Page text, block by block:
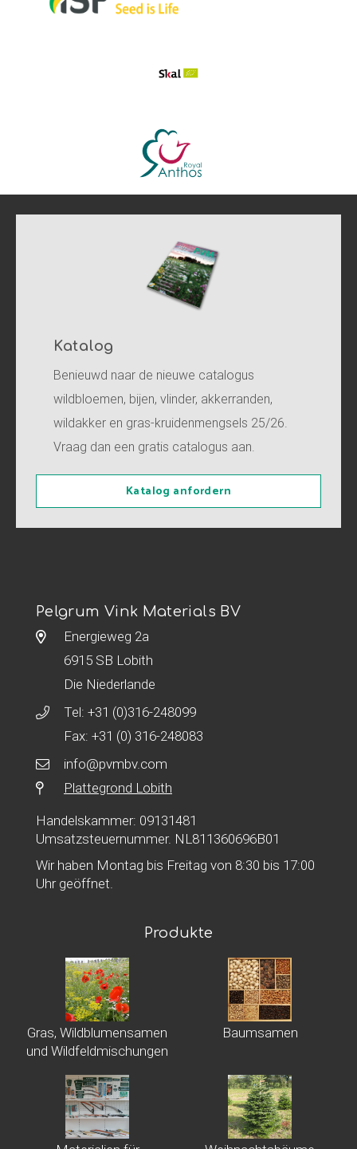
Katalog
Benieuwd naar de nieuwe catalogus
wildbloemen, bijen, vlinder, akkerranden,
wildakker en gras-kruidenmengsels 25/26.
Vraag dan een gratis catalogus aan.
Katalog anfordern
Pelgrum Vink Materials BV
Energieweg 2a
6915 SB Lobith
Die Niederlande
Tel: +31 (0)316-248099
Fax: +31 (0) 316-248083
info@pvmbv.com
Plattegrond Lobith
Handelskammer: 09131481
Umsatzsteuernummer. NL811360696B01
Wir haben Montag bis Freitag von 8:30 bis 17:00
Uhr geöffnet.
Produkte
Gras, Wildblumensamen
und Wildfeldmischungen
Baumsamen